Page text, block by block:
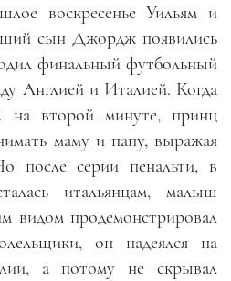
воскресенье Уильям и
сын Джордж появились
финальный футбольный
Англией и Италией. Когда
на второй минуте, принц
маму и папу, выражая
после серии пенальти, в
итальянцам, малыш
видом продемонстрировал
он надеялся на
а потому не скрывал